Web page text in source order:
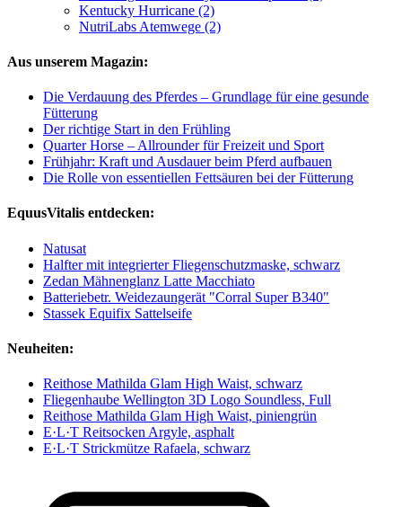
Kentucky Hurricane (2)
NutriLabs Atemwege (2)
Aus unserem Magazin:
Die Verdauung des Pferdes – Grundlage für eine gesunde
Fütterung
Der richtige Start in den Frühling
Quarter Horse – Allrounder für Freizeit und Sport
Frühjahr: Kraft und Ausdauer beim Pferd aufbauen
Die Rolle von essentiellen Fettsäuren bei der Fütterung
EquusVitalis entdecken:
Natusat
Halfter mit integrierter Fliegenschutzmaske, schwarz
Zedan Mähnenglanz Latte Macchiato
Batteriebetr. Weidezaungerät "Corral Super B340"
Stassek Equifix Sattelseife
Neuheiten:
Reithose Mathilda Glam High Waist, schwarz
Fliegenhaube Wellington 3D Logo Soundless, Full
Reithose Mathilda Glam High Waist, piniengrün
E·L·T Reitsocken Argyle, asphalt
E·L·T Strickmütze Rafaela, schwarz